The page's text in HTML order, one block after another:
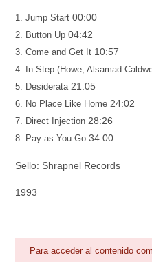
Área personal
1. Jump Start00:00
2. Button Up04:42
3. Come and Get It 10:57
4. In Step (Howe, Alsamad
5. Desiderata21:05
6. No Place Like Home24:02
7. Direct Injection28:26
8. Pay as You Go34:00
Sello: Shrapnel Records
1993
Para acceder al contenido